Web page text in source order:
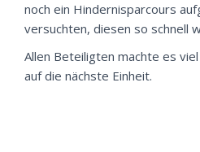
noch ein Hindernisparcours
versuchten, diesen so schnell
Allen Beteiligten machte es
auf die nächste Einheit.